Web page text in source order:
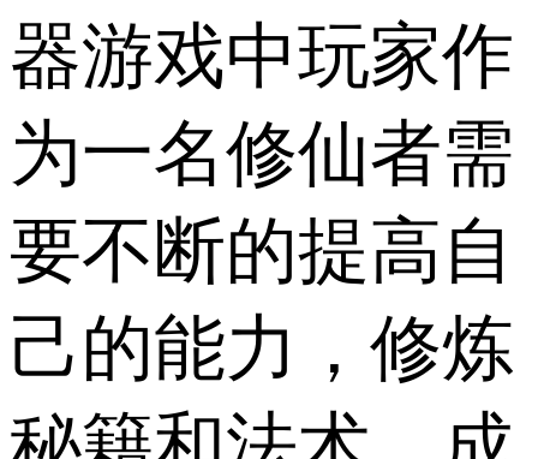
器游戏中玩家作
为一名修仙者需
要不断的提高自
己的能力，修炼